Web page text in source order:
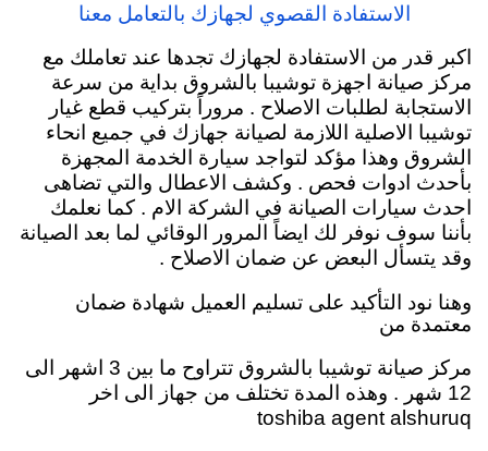
الاستفادة القصوي لجهازك بالتعامل معنا
اكبر قدر من الاستفادة لجهازك تجدها عند تعاملك مع
مركز صيانة اجهزة توشيبا بالشروق بداية من سرعة
الاستجابة لطلبات الاصلاح . مروراً بتركيب قطع غيار
توشيبا الاصلية اللازمة لصيانة جهازك في جميع انحاء
الشروق وهذا مؤكد لتواجد سيارة الخدمة المجهزة
بأحدث ادوات فحص . وكشف الاعطال والتي تضاهى
احدث سيارات الصيانة في الشركة الام . كما نعلمك
بأننا سوف نوفر لك ايضاً المرور الوقائي لما بعد الصيانة
وقد يتسأل البعض عن ضمان الاصلاح .
وهنا نود التأكيد على تسليم العميل شهادة ضمان
معتمدة من
مركز صيانة توشيبا بالشروق تتراوح ما بين 3 اشهر الى
12 شهر . وهذه المدة تختلف من جهاز الى اخر
toshiba agent alshuruq